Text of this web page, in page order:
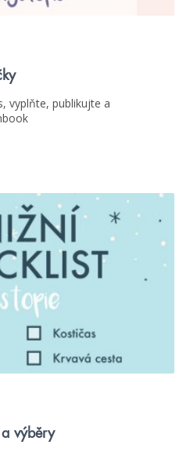
vyplňte, publikujte a
a výběry